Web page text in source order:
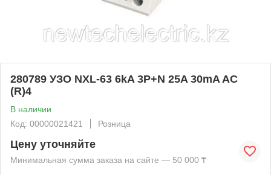
280789 УЗО NXL-63 6kA 3P+N 25A 30mA AC
(R)4
В наличии
Код: 00000021421
Розница
Цену уточняйте
Минимальная сумма заказа на сайте — 50 000 ₸